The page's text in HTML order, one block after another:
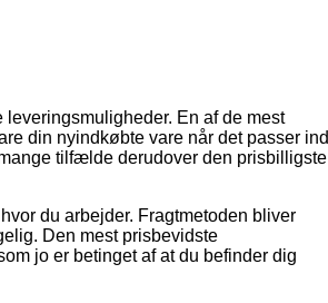
En af de mest
din nyindkøbte vare når det passer ind
tilfælde derudover den prisbilligste
du arbejder. Fragtmetoden bliver
Den mest prisbevidste
jo er betinget af at du befinder dig